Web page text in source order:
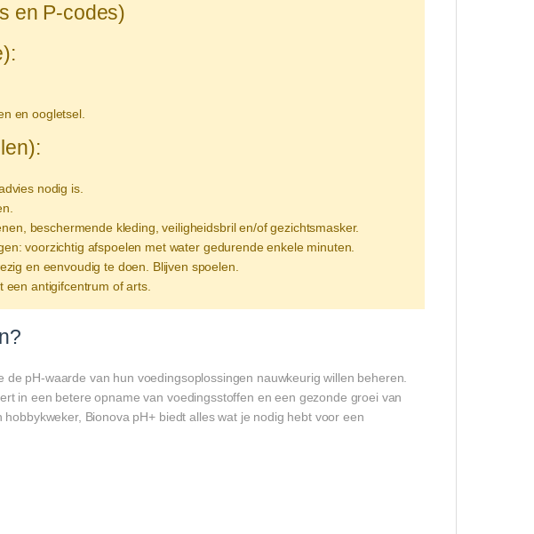
en P-codes)
en oogletsel.
nodig is.
beschermende kleding, veiligheidsbril en/of gezichtsmasker.
voorzichtig afspoelen met water gedurende enkele minuten.
en eenvoudig te doen. Blijven spoelen.
een antigifcentrum of arts.
pH-waarde van hun voedingsoplossingen nauwkeurig willen beheren.
in een betere opname van voedingsstoffen en een gezonde groei van
Bionova pH+ biedt alles wat je nodig hebt voor een